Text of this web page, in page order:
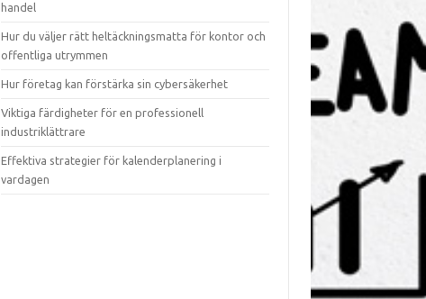
handel
Hur du väljer rätt heltäckningsmatta för kontor och
offentliga utrymmen
Hur företag kan förstärka sin cybersäkerhet
Viktiga färdigheter för en professionell
industriklättrare
Effektiva strategier för kalenderplanering i
vardagen